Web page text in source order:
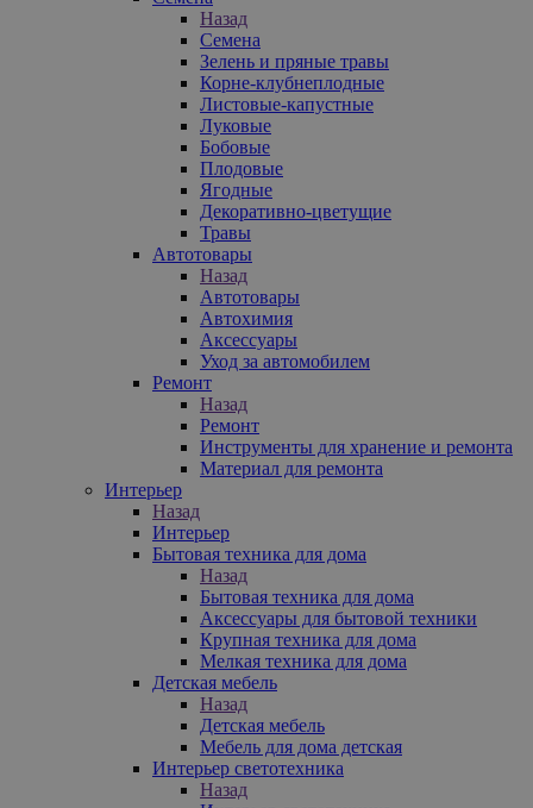
Назад
Семена
Зелень и пряные травы
Корне-клубнеплодные
Листовые-капустные
Луковые
Бобовые
Плодовые
Ягодные
Декоративно-цветущие
Травы
Автотовары
Назад
Автотовары
Автохимия
Аксессуары
Уход за автомобилем
Ремонт
Назад
Ремонт
Инструменты для хранение и ремонта
Материал для ремонта
Интерьер
Назад
Интерьер
Бытовая техника для дома
Назад
Бытовая техника для дома
Аксессуары для бытовой техники
Крупная техника для дома
Мелкая техника для дома
Детская мебель
Назад
Детская мебель
Мебель для дома детская
Интерьер светотехника
Назад